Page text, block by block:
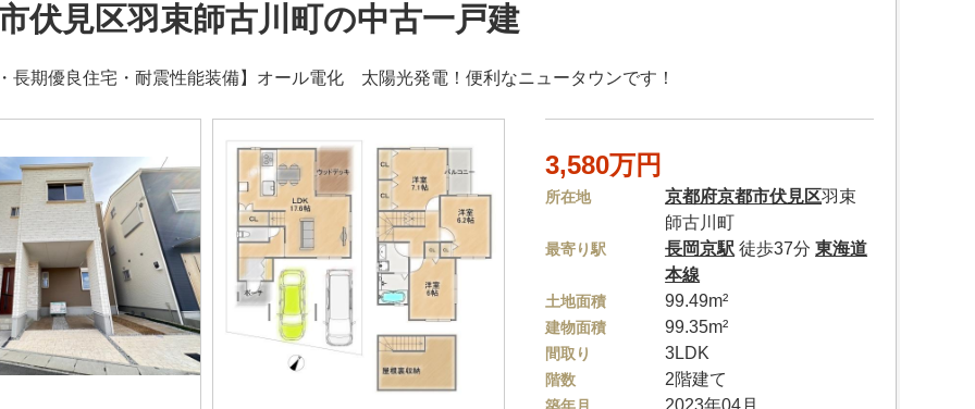
伏見区羽束師古川町の中古一戸建
長期優良住宅・耐震性能装備】オール電化 太陽光発電！便利なニュータウンです！
3,580万円
所在地 京都府京都市伏見区羽束
師古川町
最寄り駅 長岡京駅 徒歩37分東海道
本線
土地面積 99.49m²
建物面積 99.35m²
間取り 3LDK
階数 2階建て